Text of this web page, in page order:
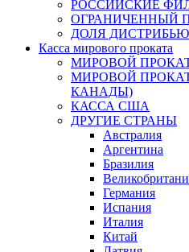
РОССИЙСКИЕ
ОГРАНИЧЕННЫЙ
ДОЛЯ
Касса мирового проката
МИРОВОЙ
МИРОВОЙ
КАНАДЫ)
КАССА США
ДРУГИЕ СТРАНЫ
Австралия
Аргентина
Бразилия
Германия
Испания
Италия
Китай